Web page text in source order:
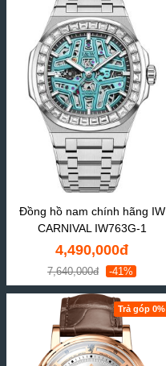
Đồng hồ nam chính hãng IW
CARNIVAL IW763G-1
4,490,000đ
7,640,000đ -41%
Trả góp 0%